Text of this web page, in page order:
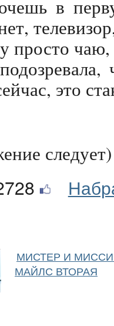
в
просто чаю,
это
следует)
МИСТЕР И
МАЙЛС ВТОРАЯ